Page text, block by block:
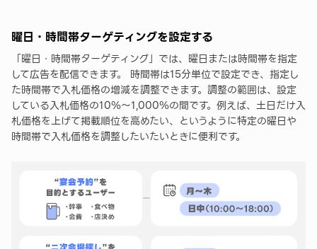
曜日・時間帯ターゲティングを設定する
「曜日・時間帯ターゲティング」では、曜日または時間帯を指定
して広告を配信できます。 時間帯は15分単位で設定でき、指定し
た時間帯で入札価格の増減を調整できます。調整の範囲は、設定
している入札価格の10％～1,000％の間です。例えば、土日だけ入
札価格を上げて掲載順位を高めたい、というように特定の曜日や
時間帯で入札価格を調整したいたいときに便利です。